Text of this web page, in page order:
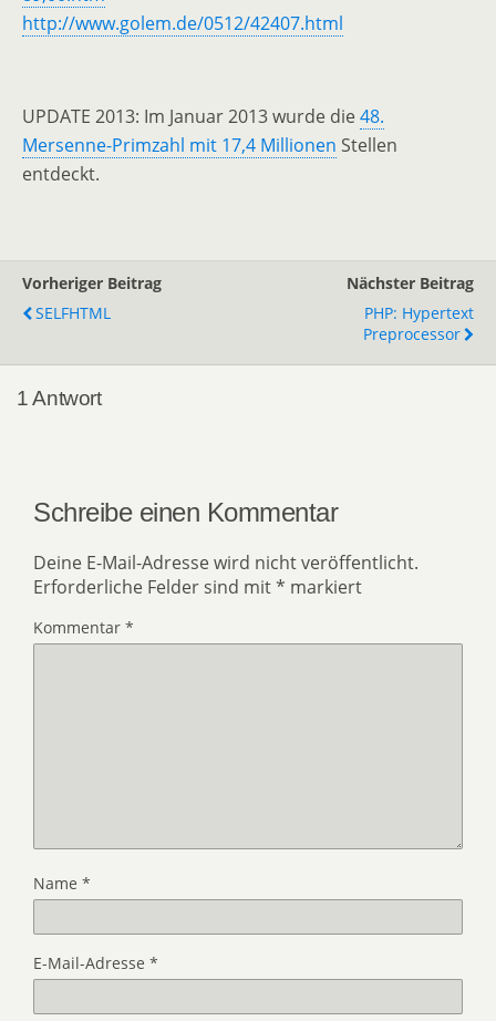
http://www.golem.de/0512/42407.html
UPDATE 2013: Im Januar 2013 wurde die48.
Mersenne-Primzahl mit 17,4 Millionen Stellen
entdeckt.
Vorheriger Beitrag
SELFHTML
Nächster Beitrag
PHP: Hypertext
Preprocessor
1 Antwort
Schreibe einen Kommentar
Deine E-Mail-Adresse wird nicht veröffentlicht.
Erforderliche Felder sind mit* markiert
Kommentar *
Name *
E-Mail-Adresse *